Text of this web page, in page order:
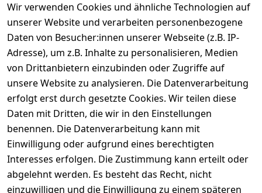
Wir verwenden Cookies und ähnliche Technologien auf
unserer Website und verarbeiten personenbezogene
Daten von Besucher:innen unserer Webseite (z.B. IP-
Adresse), um z.B. Inhalte zu personalisieren, Medien
von Drittanbietern einzubinden oder Zugriffe auf
unsere Website zu analysieren. Die Datenverarbeitung
erfolgt erst durch gesetzte Cookies. Wir teilen diese
Daten mit Dritten, die wir in den Einstellungen
benennen. Die Datenverarbeitung kann mit
Einwilligung oder aufgrund eines berechtigten
Interesses erfolgen. Die Zustimmung kann erteilt oder
abgelehnt werden. Es besteht das Recht, nicht
einzuwilligen und die Einwilligung zu einem späteren
E-Mail
Ich bestätige hiermit,
dass ich die
Datenschutzerklärung
gelesen habe. Ich
kann meine
Einwilligung jederzeit
widerrufen.**